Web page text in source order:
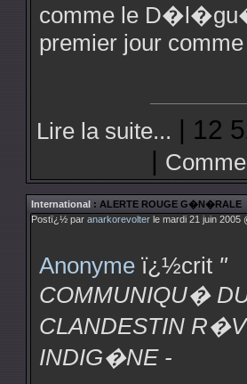
comme le
premier jour
Lire la suite... | 12
|
International : ALERTE ROUGE G�N�RALE
Postï¿½ par anarkorevolter le mardi 21 juin 2005
Anonyme ï¿½crit "
COMMUNIQU�
CLANDESTIN
INDIG�NE -